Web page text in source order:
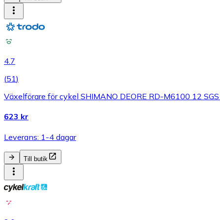
4.7
(51)
Växelförare för cykel SHIMANO DEORE RD-M6100 12
623 kr
Leverans: 1-4 dagar
Till butik